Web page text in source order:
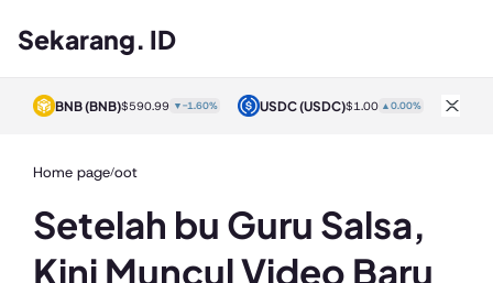
Sekarang. ID
BNB(BNB)$590.99 ▼-1.60% USDC(USDC)$1.00 ▲0.00%
Home page/oot
Setelah bu Guru Salsa,
Kini Muncul Video Baru